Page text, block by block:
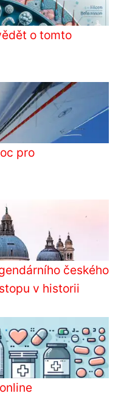
o tomto
pro
českého
v historii